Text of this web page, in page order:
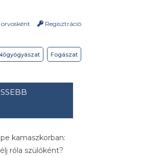
orvosként Regisztráció
Fogászat
kamaszkorban:
róla szülőként?